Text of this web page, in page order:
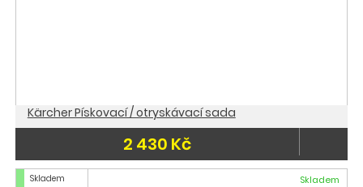
Kärcher Pískovací / otryskávací sada
2 430 Kč
Skladem Skladem